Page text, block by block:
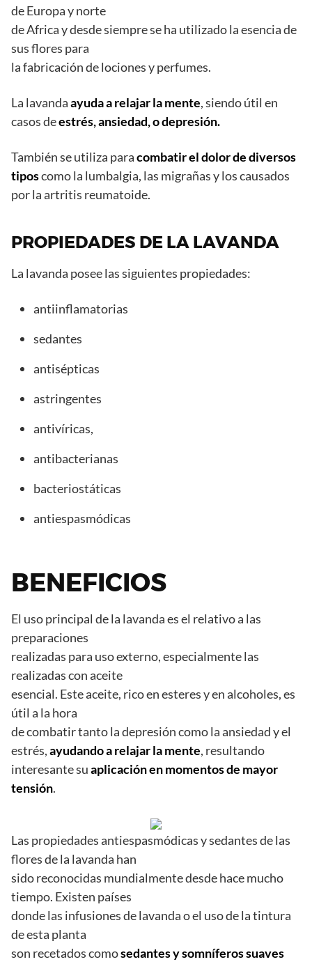
de Europa y norte
de Africa y desde siempre se ha utilizado la esencia de
sus flores para
la fabricación de lociones y perfumes.
La lavandaayuda a relajar la mente, siendo útil en
casos deestrés, ansiedad, o depresión.
También se utiliza paracombatir el dolor de diversos
tiposcomo la lumbalgia, las migrañas y los causados
por la artritis reumatoide.
PROPIEDADES DE LA LAVANDA
La lavanda posee las siguientes propiedades:
antiinflamatorias
sedantes
antisépticas
astringentes
antivíricas,
antibacterianas
bacteriostáticas
antiespasmódicas
BENEFICIOS
El uso principal de la lavanda es el relativo a las
preparaciones
realizadas para uso externo, especialmente las
realizadas con aceite
esencial. Este aceite, rico en esteres y en alcoholes, es
útil a la hora
de combatir tanto la depresión como la ansiedad y el
estrés,ayudando a relajar la mente, resultando
interesante suaplicación en momentos de mayor
tensión.
Las propiedades antiespasmódicas y sedantes de las
flores de la lavanda han
sido reconocidas mundialmente desde hace mucho
tiempo. Existen países
donde las infusiones de lavanda o el uso de la tintura
de esta planta
son recetados comosedantes y somníferos suaves